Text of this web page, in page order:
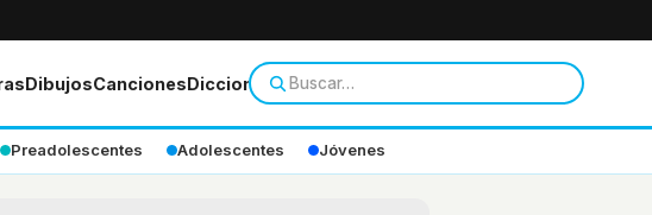
DibujosCancionesDiccionario
Preadolescentes Adolescentes Jóvenes